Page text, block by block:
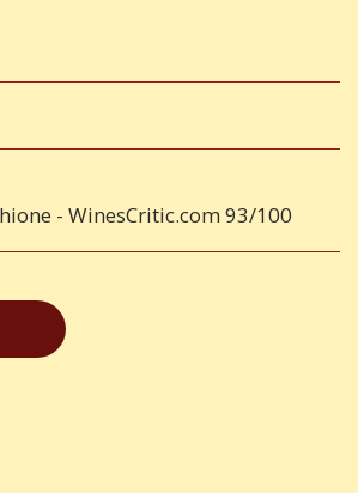
- WinesCritic.com 93/100